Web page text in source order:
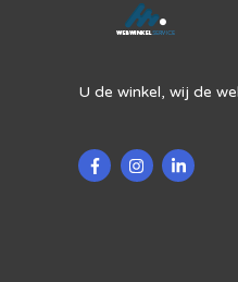
U de winkel, wij de